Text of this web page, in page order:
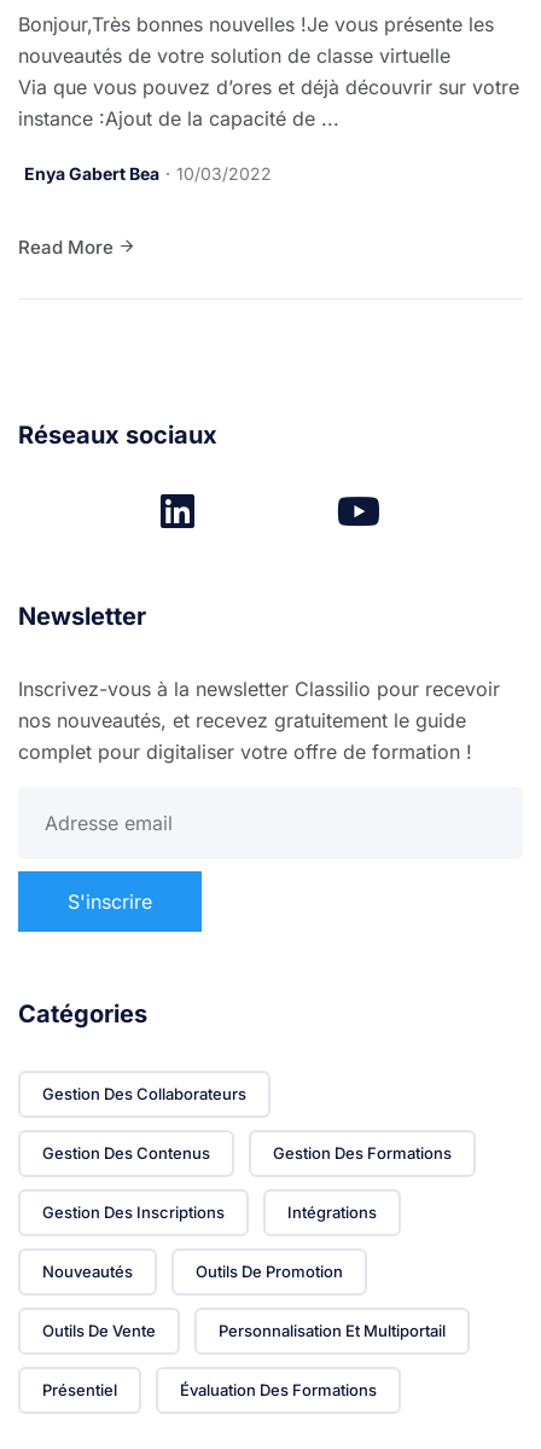
Bonjour,Très bonnes nouvelles !Je vous présente les
nouveautés de votre solution de classe virtuelle
Via que vous pouvez d’ores et déjà découvrir sur votre
instance :Ajout de la capacité de ...
Enya Gabert Bea 10/03/2022
Read More
Réseaux sociaux
Newsletter
Inscrivez-vous à la newsletter Classilio pour recevoir
nos nouveautés, et recevez gratuitement le guide
complet pour digitaliser votre offre de formation !
Catégories
Gestion Des Collaborateurs
Gestion Des Contenus Gestion Des Formations
Gestion Des Inscriptions Intégrations
Nouveautés Outils De Promotion
Outils De Vente Personnalisation Et Multiportail
Présentiel Évaluation Des Formations